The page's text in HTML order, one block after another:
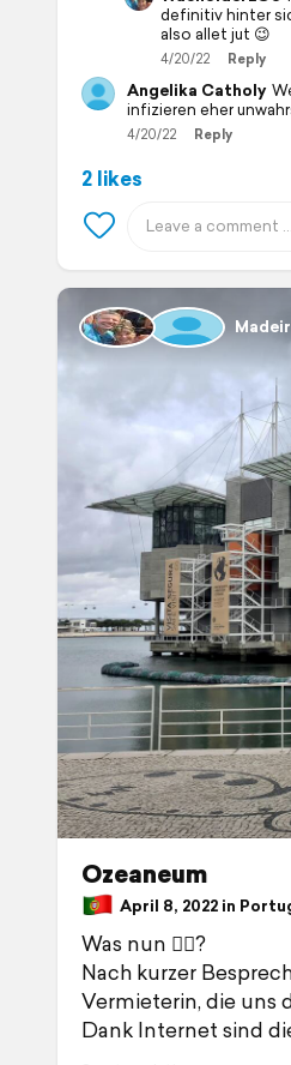
definitiv hinter
also allet jut 😉
4/20/22 Reply
Angelika Catholy
infizieren eher
4/20/22 Reply
2 likes
Ozeaneum
April 8, 2022 in
Was nun 🤷‍♀️?
Nach kurzer
Vermieterin, die uns
Dank Internet sind